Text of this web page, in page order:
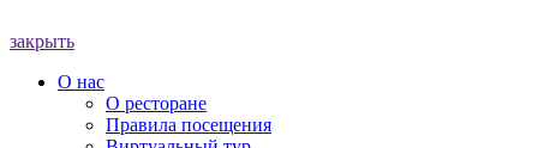
закрыть
О нас
О ресторане
Правила посещения